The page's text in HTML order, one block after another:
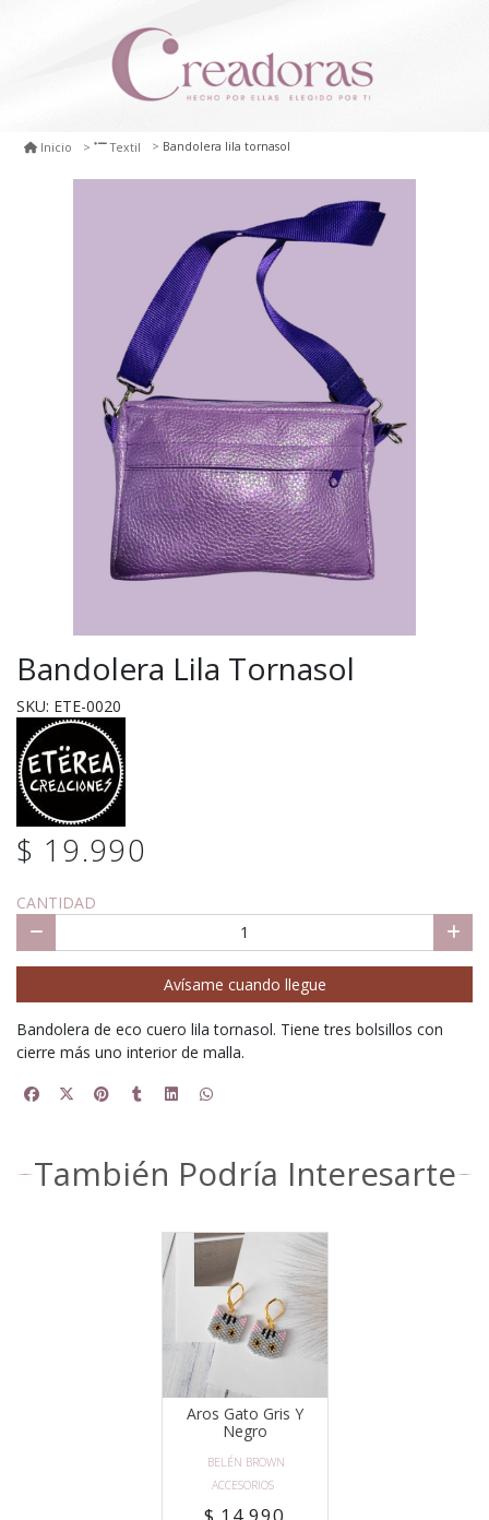
Inicio Textil Bandolera lila tornasol
Bandolera Lila Tornasol
SKU: ETE-0020
$ 19.990
CANTIDAD
Avísame cuando llegue
Bandolera de eco cuero lila tornasol. Tiene tres bolsillos con
cierre más uno interior de malla.
También Podría Interesarte
Aros Gato Gris Y
Negro
BELÉN BROWN
ACCESORIOS